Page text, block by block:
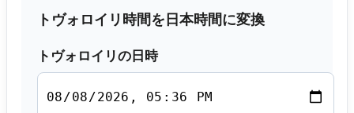
トヴォロイリ時間を日本時間に変換
トヴォロイリの日時